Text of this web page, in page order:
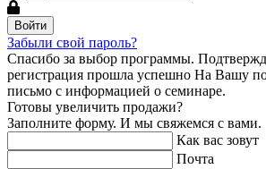
Войти
Забыли свой пароль?
Спасибо за выбор программы.
регистрация прошла успешно На Вашу
письмо с информацией о семинаре.
Готовы увеличить продажи?
Заполните форму. И мы свяжемся с вами.
Как вас зовут
Почта